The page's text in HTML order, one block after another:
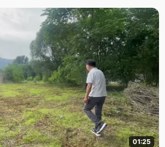
01:25